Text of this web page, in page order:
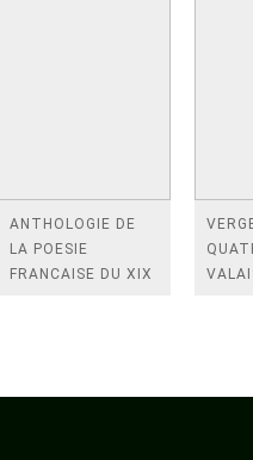
ANTHOLOGIE DE
LA POESIE
FRANCAISE DU XIX